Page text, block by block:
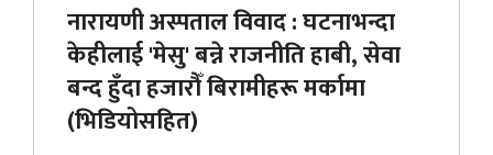
नारायणी अस्पताल विवाद : घटनाभन्दा
केहीलाई 'मेसु' बन्ने राजनीति हाबी, सेवा
बन्द हुँदा हजाराैँ बिरामीहरू मर्कामा
(भिडियोसहित)